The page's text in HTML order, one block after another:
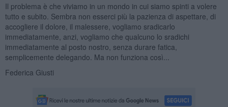
Il problema è che viviamo in un mondo in cui siamo spinti a volere
tutto e subito. Sembra non esserci più la pazienza di aspettare, di
accogliere il dolore, il malessere, vogliamo sradicarlo
immediatamente, anzi, vogliamo che qualcuno lo sradichi
immediatamente al posto nostro, senza durare fatica,
semplicemente delegando. Ma non funziona così...
Federica Giusti